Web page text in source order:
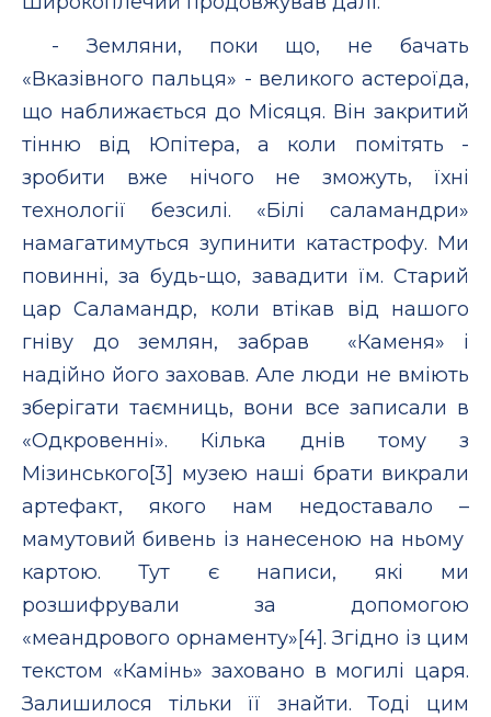
- Земляни, поки що, не бачать
«Вказівного пальця» - великого астероїда,
що наближається до Місяця. Він закритий
тінню від Юпітера, а коли помітять -
зробити вже нічого не зможуть, їхні
технології безсилі. «Білі саламандри»
намагатимуться зупинити катастрофу. Ми
повинні, за будь-що, завадити їм. Старий
цар Саламандр, коли втікав від нашого
гніву до землян, забрав «Каменя» і
надійно його заховав. Але люди не вміють
зберігати таємниць, вони все записали в
«Одкровенні». Кілька днів тому з
Мізинського[3] музею наші брати викрали
артефакт, якого нам недоставало –
мамутовий бивень із нанесеною на ньому
картою. Тут є написи, які ми
розшифрували за допомогою
«меандрового орнаменту»[4]. Згідно із цим
текстом «Камінь» заховано в могилі царя.
Залишилося тільки її знайти. Тоді цим